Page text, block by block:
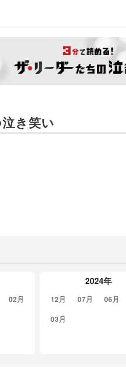
エンタメMBS
曜の蛙、大海を知る。
き笑い
02月
2024年
12月 07月 06月
03月